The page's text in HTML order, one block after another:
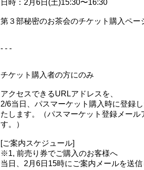
日時：2月6日(土)15:30〜16:30
第３部秘密のお茶会のチケット購入ペー
- - -
チケット購入者の方にのみ
アクセスできるURLアドレスを、
2/6当日、パスマーケット購入時に登録
たします。（パスマーケット登録メール
す。）
[ご案内スケジュール]
※1, 前売り券でご購入のお客様へ
当日、2月6日15時にご案内メールを送信